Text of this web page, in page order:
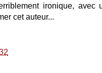
ironique,
cet auteur...